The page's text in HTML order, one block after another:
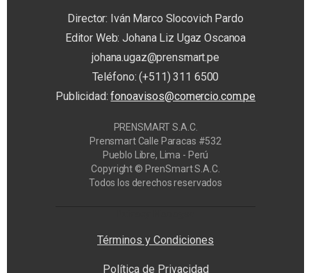
Director: Iván Marco Slocovich Pardo
Editor Web: Johana Liz Ugaz Oscanoa
johana.ugaz@prensmart.pe
Teléfono: (+511) 311 6500
Publicidad:fonoavisos@comercio.com.pe
PRENSMART S.A.C.
Prensmart Calle Paracas #532
Pueblo Libre, Lima - Perú
Copyright © PrenSmart S.A.C.
Todos los derechos reservados
Términos y Condiciones
Política de Privacidad